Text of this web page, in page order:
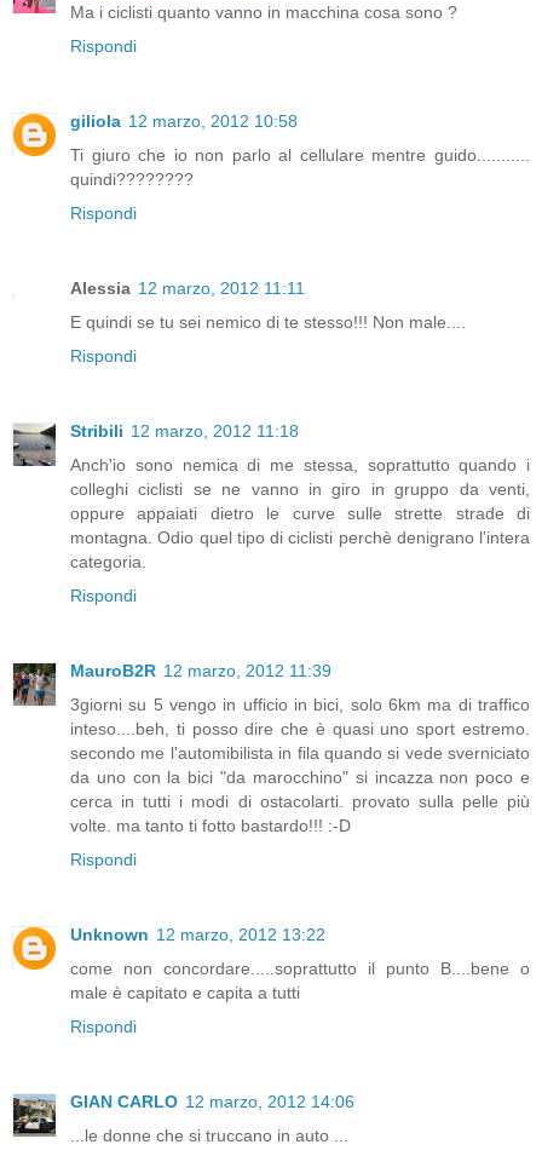
Ma i ciclisti quanto vanno in macchina cosa sono ?
Rispondi
giliola 12 marzo, 2012 10:58
Ti giuro che io non parlo al cellulare mentre guido...........
quindi????????
Rispondi
Alessia 12 marzo, 2012 11:11
E quindi se tu sei nemico di te stesso!!! Non male....
Rispondi
Stribili 12 marzo, 2012 11:18
Anch'io sono nemica di me stessa, soprattutto quando i
colleghi ciclisti se ne vanno in giro in gruppo da venti,
oppure appaiati dietro le curve sulle strette strade di
montagna. Odio quel tipo di ciclisti perchè denigrano l'intera
categoria.
Rispondi
MauroB2R 12 marzo, 2012 11:39
3giorni su 5 vengo in ufficio in bici, solo 6km ma di traffico
inteso....beh, ti posso dire che è quasi uno sport estremo.
secondo me l'automibilista in fila quando si vede sverniciato
da uno con la bici "da marocchino" si incazza non poco e
cerca in tutti i modi di ostacolarti. provato sulla pelle più
volte. ma tanto ti fotto bastardo!!! :-D
Rispondi
Unknown 12 marzo, 2012 13:22
come non concordare.....soprattutto il punto B....bene o
male è capitato e capita a tutti
Rispondi
GIAN CARLO 12 marzo, 2012 14:06
...le donne che si truccano in auto ...